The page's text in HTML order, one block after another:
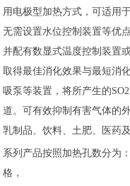
用电极型加热方式，可适用
无需设置水位控制装置等优
并配有数显式温度控制装置
取得最佳消化效果与最短消
吸泵等装置，将所产生的
道。可有效抑制有害气体的
乳制品、饮料、土肥、医药
系列产品按照加热孔数分为
格，